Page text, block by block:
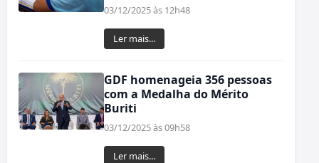
03/12/2025 às 12h48
Ler mais...
GDF homenageia 356 pessoas
com a Medalha do Mérito
Buriti
03/12/2025 às 09h58
Ler mais...